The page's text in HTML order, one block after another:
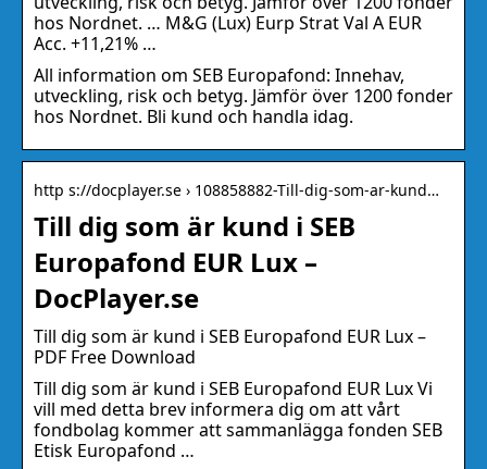
hos Nordnet. … M&G (Lux) Eurp Strat Val A EUR
Acc. +11,21% …
All information om SEB Europafond: Innehav,
utveckling, risk och betyg. Jämför över 1200 fonder
hos Nordnet. Bli kund och handla idag.
http s://docplayer.se › 108858882-Till-dig-som-ar-kund…
Till dig som är kund i SEB
Europafond EUR Lux –
DocPlayer.se
Till dig som är kund i SEB Europafond EUR Lux –
PDF Free Download
Till dig som är kund i SEB Europafond EUR Lux Vi
vill med detta brev informera dig om att vårt
fondbolag kommer att sammanlägga fonden SEB
Etisk Europafond …